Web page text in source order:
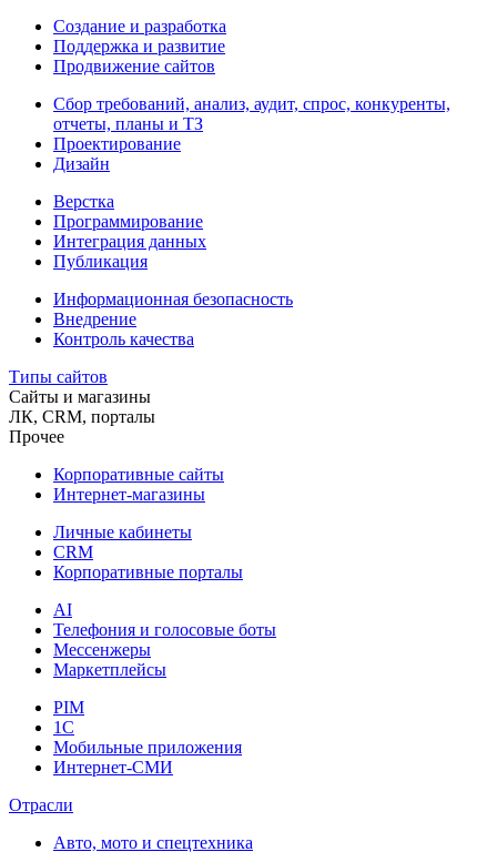
Создание и разработка
Поддержка и развитие
Продвижение сайтов
Сбор требований, анализ, аудит, спрос, конкуренты,
отчеты, планы и ТЗ
Проектирование
Дизайн
Верстка
Программирование
Интеграция данных
Публикация
Информационная безопасность
Внедрение
Контроль качества
Типы сайтов
Сайты и магазины
ЛК, CRM, порталы
Прочее
Корпоративные сайты
Интернет-магазины
Личные кабинеты
CRM
Корпоративные порталы
AI
Телефония и голосовые боты
Мессенжеры
Маркетплейсы
PIM
1C
Мобильные приложения
Интернет-СМИ
Отрасли
Авто, мото и спецтехника